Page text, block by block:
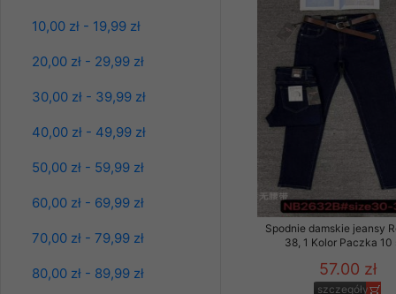
10,00 zł - 19,99 zł
20,00 zł - 29,99 zł
30,00 zł - 39,99 zł
40,00 zł - 49,99 zł
50,00 zł - 59,99 zł
60,00 zł - 69,99 zł
70,00 zł - 79,99 zł
80,00 zł - 89,99 zł
szczegóły
Spodnie damskie jeansy
38, 1 Kolor Paczka 10
57.00 zł
szczegóły
Wyrażenie zgody jest
wpływa na zgodność
Dodatkowe
Twoich danych,
podejmowaniu
danych osobowych)
Polityka prywatności
Polityka prywatności